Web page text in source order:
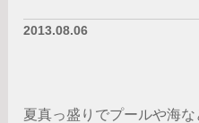
2013.08.06
夏真っ盛りでプールや海